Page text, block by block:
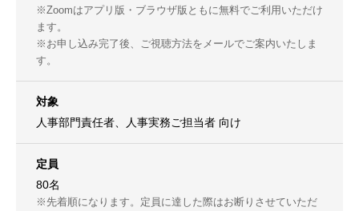
※Zoomはアプリ版・ブラウザ版ともに無料でご利用いただけ
ます。
※お申し込み完了後、ご視聴方法をメールでご案内いたしま
す。
対象
人事部門責任者、人事実務ご担当者 向け
定員
80名
※先着順になります。定員に達した際はお断りさせていただ